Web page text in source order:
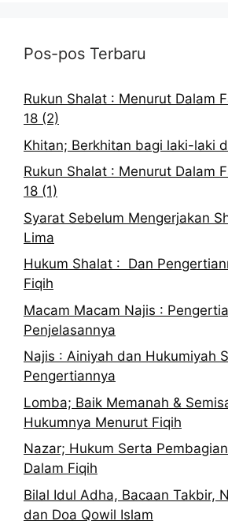
Pos-pos Terbaru
Rukun Shalat : Menurut Dalam
18 (2)
Khitan; Berkhitan bagi laki-laki
Rukun Shalat : Menurut Dalam
18 (1)
Syarat Sebelum Mengerjakan
Lima
Hukum Shalat : Dan
Fiqih
Macam Macam Najis :
Penjelasannya
Najis : Ainiyah dan Hukumiyah
Pengertiannya
Lomba; Baik Memanah &
Hukumnya Menurut Fiqih
Nazar; Hukum Serta
Dalam Fiqih
Bilal Idul Adha, Bacaan Takbir,
dan Doa Qowil Islam